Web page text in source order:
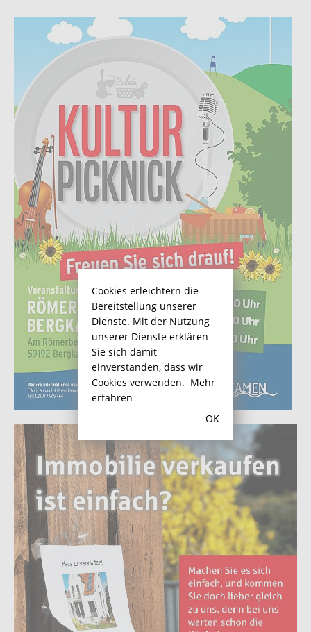
Cookies erleichtern die
Bereitstellung unserer
Dienste. Mit der Nutzung
unserer Dienste erklären
Sie sich damit
einverstanden, dass wir
Cookies verwenden. Mehr
erfahren
OK